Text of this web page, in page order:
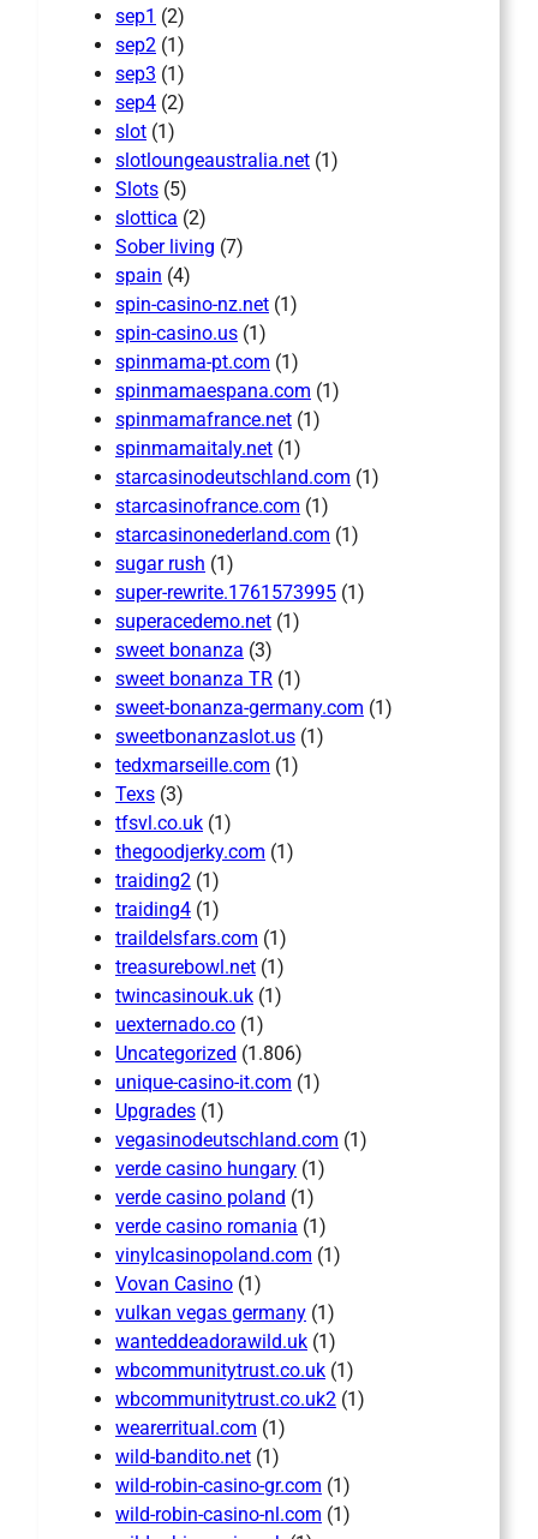
sep1 (2)
sep2 (1)
sep3 (1)
sep4 (2)
slot (1)
slotloungeaustralia.net (1)
Slots (5)
slottica (2)
Sober living (7)
spain (4)
spin-casino-nz.net (1)
spin-casino.us (1)
spinmama-pt.com (1)
spinmamaespana.com (1)
spinmamafrance.net (1)
spinmamaitaly.net (1)
starcasinodeutschland.com (1)
starcasinofrance.com (1)
starcasinonederland.com (1)
sugar rush (1)
super-rewrite.1761573995 (1)
superacedemo.net (1)
sweet bonanza (3)
sweet bonanza TR (1)
sweet-bonanza-germany.com (1)
sweetbonanzaslot.us (1)
tedxmarseille.com (1)
Texs (3)
tfsvl.co.uk (1)
thegoodjerky.com (1)
traiding2 (1)
traiding4 (1)
traildelsfars.com (1)
treasurebowl.net (1)
twincasinouk.uk (1)
uexternado.co (1)
Uncategorized (1.806)
unique-casino-it.com (1)
Upgrades (1)
vegasinodeutschland.com (1)
verde casino hungary (1)
verde casino poland (1)
verde casino romania (1)
vinylcasinopoland.com (1)
Vovan Casino (1)
vulkan vegas germany (1)
wanteddeadorawild.uk (1)
wbcommunitytrust.co.uk (1)
wbcommunitytrust.co.uk2 (1)
wearerritual.com (1)
wild-bandito.net (1)
wild-robin-casino-gr.com (1)
wild-robin-casino-nl.com (1)